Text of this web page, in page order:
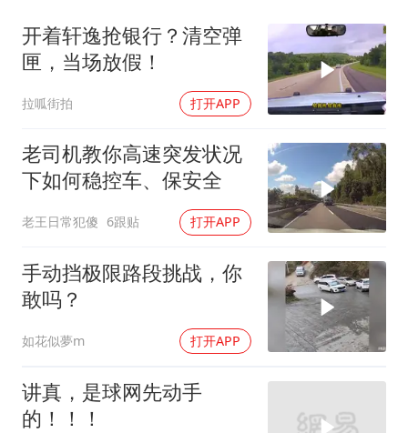
暑期研学游升温 在旅途中增长知识
白海豚对华东华北影响会大于巴威
总书记点赞的非遗苗绣焕发新生机
开着轩逸抢银行？清空弹
匣，当场放假！
拉呱街拍 打开APP
老司机教你高速突发状况
下如何稳控车、保安全
老王日常犯傻 6跟贴 打开APP
手动挡极限路段挑战，你
敢吗？
如花似夢m 打开APP
讲真，是球网先动手
的！！！